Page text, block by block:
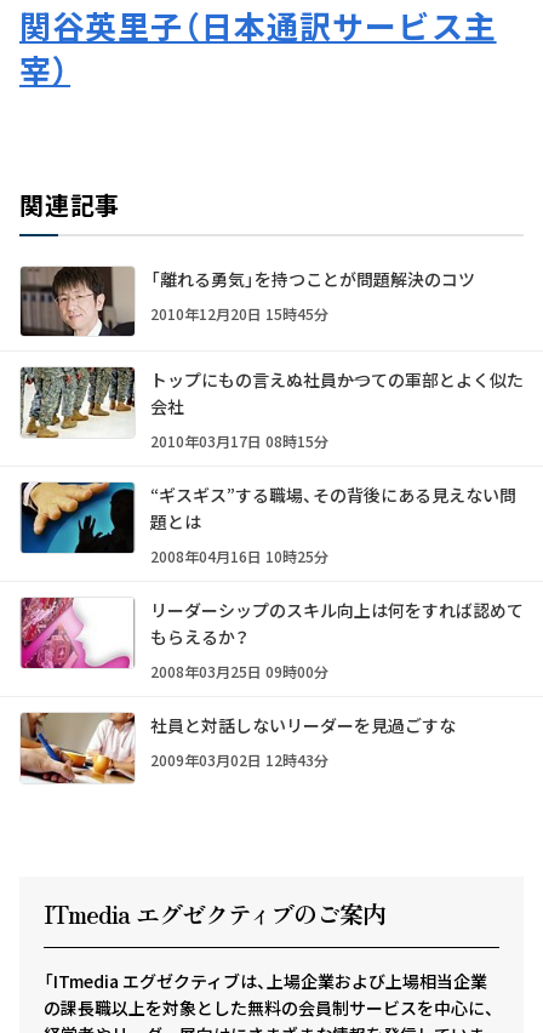
関谷英里子（日本通訳サービス主
宰）
関連記事
「離れる勇気」を持つことが問題解決のコツ
2010年12月20日 15時45分
トップにもの言えぬ社員――かつての軍部とよく似た
会社
2010年03月17日 08時15分
“ギスギス”する職場、その背後にある見えない問
題とは
2008年04月16日 10時25分
リーダーシップのスキル向上は何をすれば認めて
もらえるか？
2008年03月25日 09時00分
社員と対話しないリーダーを見過ごすな
2009年03月02日 12時43分
ITmedia エグゼクティ ブのご案内
「ITmedia エグゼクティブは、上場企業および上場相当企業
の課長職以上を対象とした無料の会員制サービスを中心に、